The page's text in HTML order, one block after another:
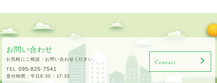
お問い合わせ
お気軽にご相談・お問い合わせください。
TEL 095-825-7541
受付時間：平日8:30 - 17:30
Contact